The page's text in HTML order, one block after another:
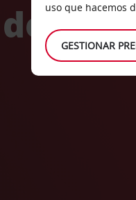
uso que hacemos
GESTIONAR